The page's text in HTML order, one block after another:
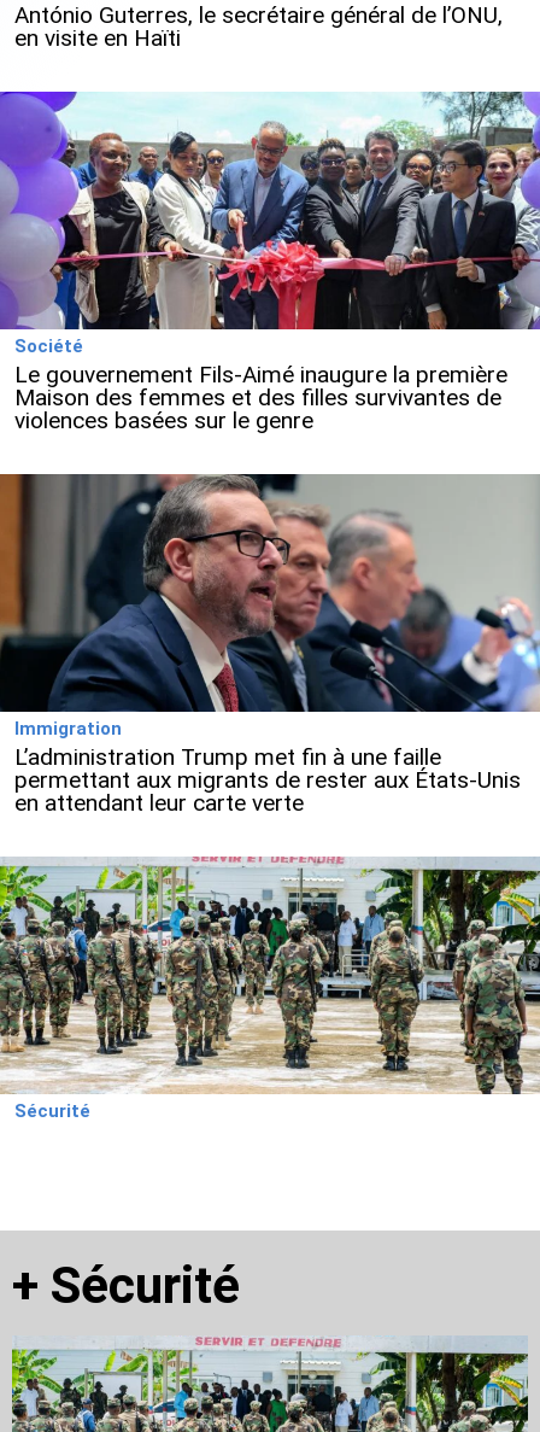
António Guterres, le secrétaire général de l’ONU,
en visite en Haïti
Société
Le gouvernement Fils-Aimé inaugure la première
Maison des femmes et des filles survivantes de
violences basées sur le genre
Immigration
L’administration Trump met fin à une faille
permettant aux migrants de rester aux États-Unis
en attendant leur carte verte
Sécurité
+ Sécurité